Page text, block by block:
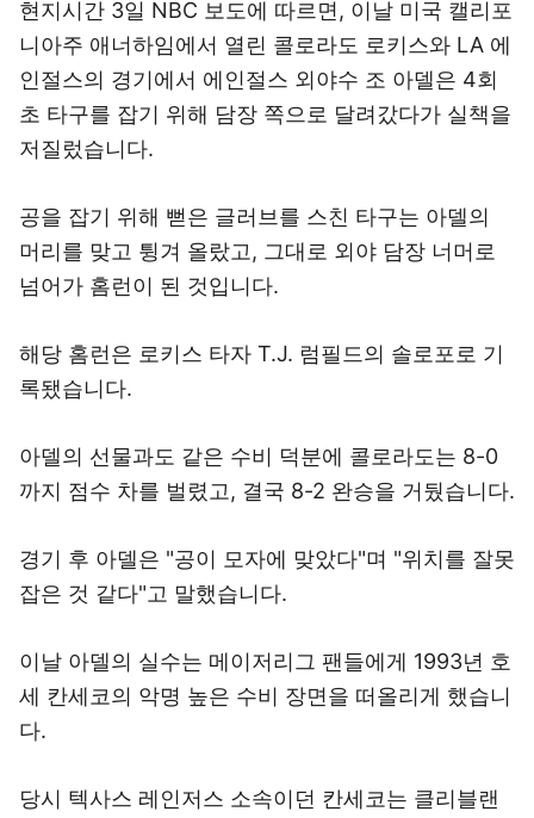
현지시간 3일 NBC 보도에 따르면, 이날 미국 캘리포
니아주 애너하임에서 열린 콜로라도 로키스와 LA 에
인절스의 경기에서 에인절스 외야수 조 아델은 4회
초 타구를 잡기 위해 담장 쪽으로 달려갔다가 실책을
저질렀습니다.
공을 잡기 위해 뻗은 글러브를 스친 타구는 아델의
머리를 맞고 튕겨 올랐고, 그대로 외야 담장 너머로
넘어가 홈런이 된 것입니다.
해당 홈런은 로키스 타자 T.J. 럼필드의 솔로포로 기
록됐습니다.
아델의 선물과도 같은 수비 덕분에 콜로라도는 8-0
까지 점수 차를 벌렸고, 결국 8-2 완승을 거뒀습니다.
경기 후 아델은 "공이 모자에 맞았다"며 "위치를 잘못
잡은 것 같다"고 말했습니다.
이날 아델의 실수는 메이저리그 팬들에게 1993년 호
세 칸세코의 악명 높은 수비 장면을 떠올리게 했습니
다.
당시 텍사스 레인저스 소속이던 칸세코는 클리블랜